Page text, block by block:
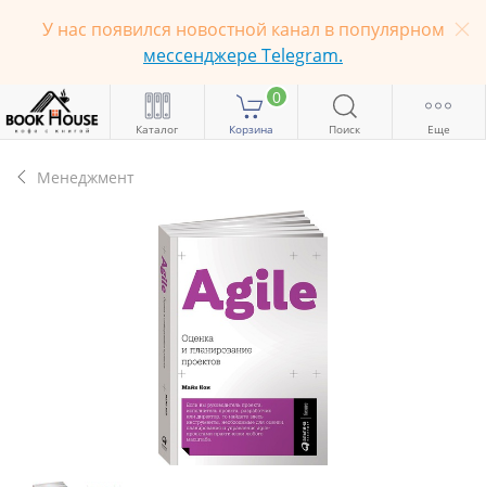
У нас появился новостной канал в популярном
мессенджере Telegram.
Каталог
0
Корзина Поиск Еще
Менеджмент